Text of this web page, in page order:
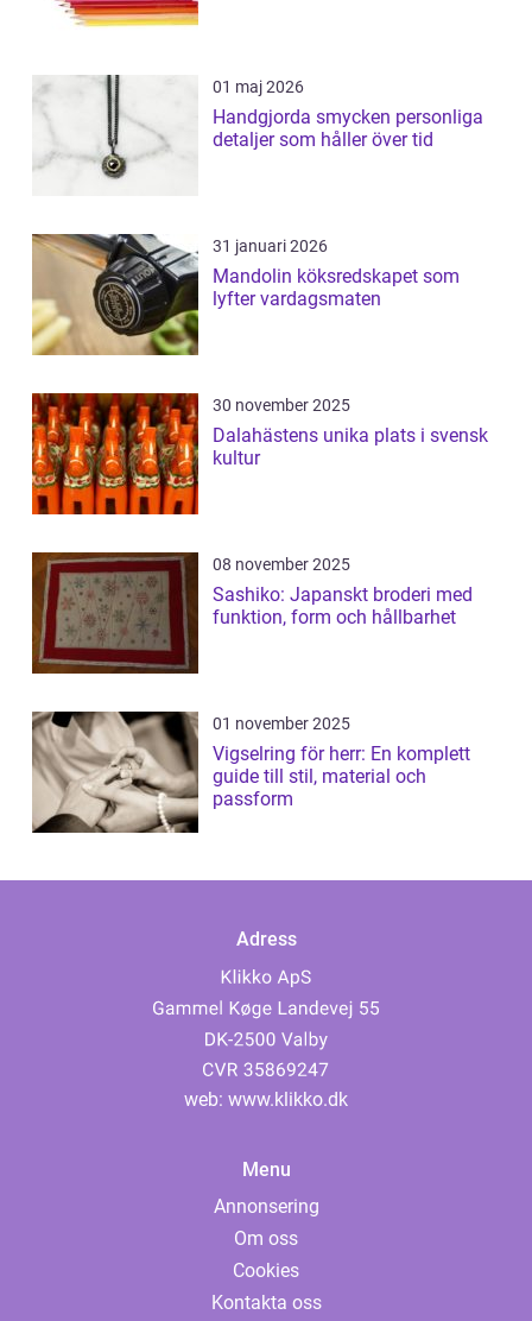
01 maj 2026
Handgjorda smycken personliga
detaljer som håller över tid
31 januari 2026
Mandolin köksredskapet som
lyfter vardagsmaten
30 november 2025
Dalahästens unika plats i svensk
kultur
08 november 2025
Sashiko: Japanskt broderi med
funktion, form och hållbarhet
01 november 2025
Vigselring för herr: En komplett
guide till stil, material och
passform
Adress
web: www.klikko.dk
Menu
Annonsering
Om oss
Cookies
Kontakta oss